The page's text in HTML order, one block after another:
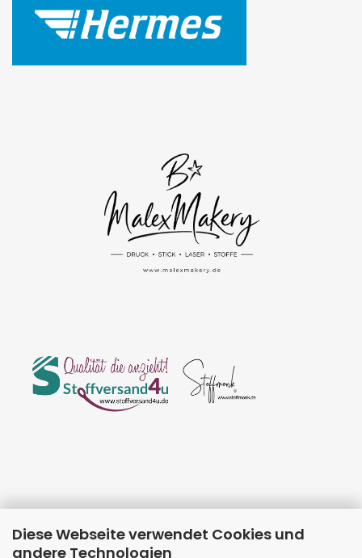
Diese Webseite verwendet Cookies und
andere Technologien